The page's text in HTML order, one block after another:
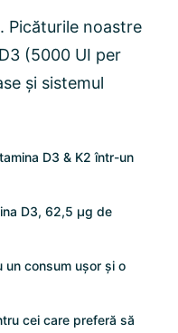
Picăturile noastre
(5000 UI per
și sistemul
D3 & K2 într-un
D3, 62,5 µg de
un consum ușor și o
cei care preferă să